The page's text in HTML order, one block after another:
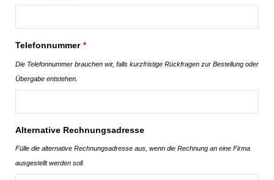
Telefonnummer *
Die Telefonnummer brauchen wir, falls kurzfristige Rückfragen zur Bestellung oder
Übergabe entstehen.
Alternative Rechnungsadresse
Fülle die alternative Rechnungsadresse aus, wenn die Rechnung an eine Firma
ausgestellt werden soll.